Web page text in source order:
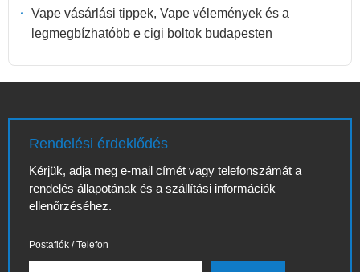
Vape vásárlási tippek, Vape vélemények és a
legmegbízhatóbb e cigi boltok budapesten
Rendelési érdeklődés
Kérjük, adja meg e-mail címét vagy telefonszámát a
rendelés állapotának és a szállítási információk
ellenőrzéséhez.
Postafiók / Telefon